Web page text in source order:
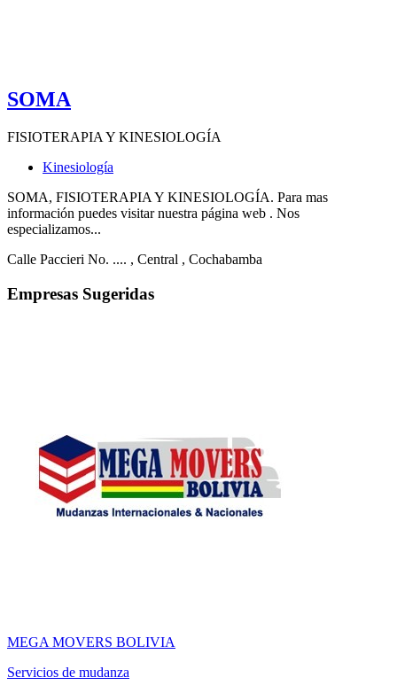
SOMA
FISIOTERAPIA Y KINESIOLOGÍA
Kinesiología
SOMA, FISIOTERAPIA Y KINESIOLOGÍA. Para mas
información puedes visitar nuestra página web . Nos
especializamos...
Calle Paccieri No. .... , Central , Cochabamba
Empresas Sugeridas
MEGA MOVERS BOLIVIA
Servicios de mudanza